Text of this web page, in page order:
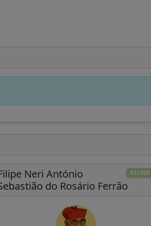
41/100
Neri António
do Rosário Ferrão